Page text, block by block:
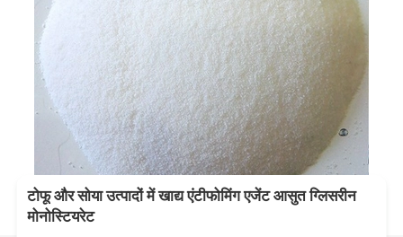
टोफू और सोया उत्पादों में खाद्य एंटीफोमिंग एजेंट आसुत ग्लिसरीन
मोनोस्टियरेट